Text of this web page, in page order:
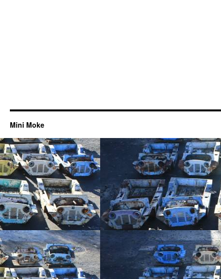
Mini Moke